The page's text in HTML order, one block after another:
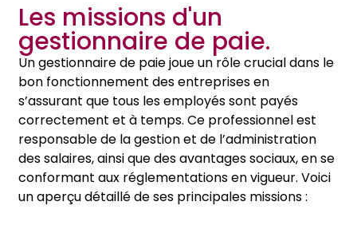
Les missions d'un
gestionnaire de paie.
Un gestionnaire de paie joue un rôle crucial dans le
bon fonctionnement des entreprises en
s’assurant que tous les employés sont payés
correctement et à temps. Ce professionnel est
responsable de la gestion et de l’administration
des salaires, ainsi que des avantages sociaux, en se
conformant aux réglementations en vigueur. Voici
un aperçu détaillé de ses principales missions :